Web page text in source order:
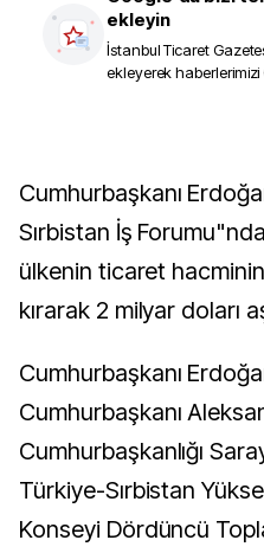
ekleyin
İstanbul Ticaret
ekleyerek
Cumhurbaşkanı Erdoğan, Belgrad’da "Türkiye-
Sırbistan İş
ülkenin ticaret
kırarak 2 milyar doları
Cumhurbaşkanı
Cumhurbaşkanı
Cumhurbaşkanlığı
Türkiye-Sırbistan
Konseyi Dördüncü